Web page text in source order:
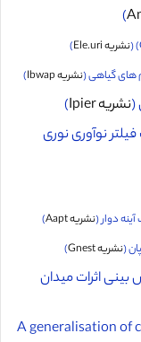
)
نشریه Ele.uri
)
های گیاهی (نشریه Ibwap )
(نشریه Ipier
)
نوآوری نوری
دوار (نشریه Aapt
)
(نشریه Gnest )
اثرات میدان
A generalisation of